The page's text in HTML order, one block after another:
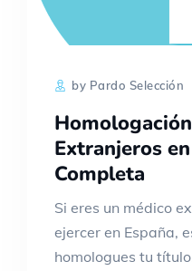
by Pardo Selección
Extranjeros
Completa
Si eres un médico
ejercer en España,
homologues tu